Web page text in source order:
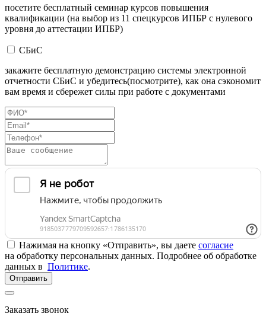
посетите бесплатный семинар курсов повышения
квалификации (на выбор из 11 спецкурсов ИПБР с нулевого
уровня до аттестации ИПБР)
СБиС
закажите бесплатную демонстрацию системы электронной
отчетности СБиС и убедитесь(посмотрите), как она сэкономит
вам время и сбережет силы при работе с документами
Нажимая на кнопку «Отправить», вы даете согласие
на обработку персональных данных. Подробнее об обработке
данных в Политике.
Отправить
Заказать звонок